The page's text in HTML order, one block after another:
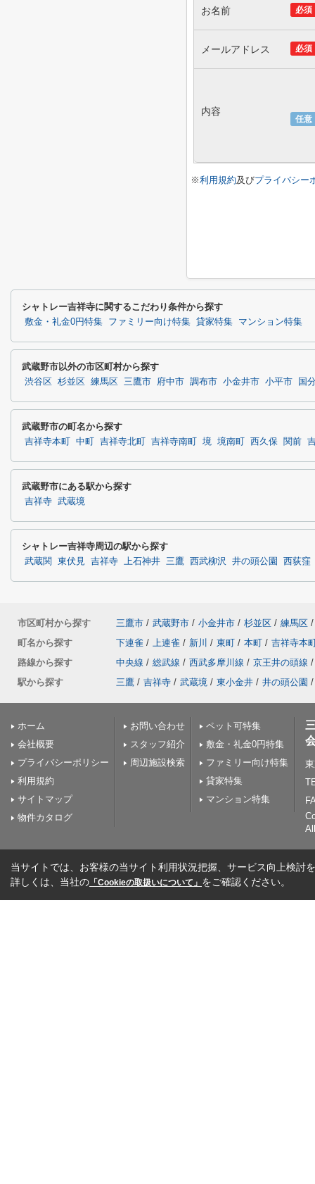
必須
お名前
必須
メールアドレス
任意
内容
※利用規約及びプライバシー
シャトレー吉祥寺に関するこだわり条件から探す
敷金・礼金0円特集 ファミリー向け特集 貸家特集 マンション特集
武蔵野市以外の市区町村から探す
渋谷区 杉並区 練馬区 三鷹市 府中市 調布市 小金井市 小平市 国
武蔵野市の町名から探す
吉祥寺本町 中町 吉祥寺北町 吉祥寺南町 境 境南町 西久保 関前
武蔵野市にある駅から探す
吉祥寺 武蔵境
シャトレー吉祥寺周辺の駅から探す
武蔵関 東伏見 吉祥寺 上石神井 三鷹 西武柳沢 井の頭公園 西荻窪
市区町村から探す 三鷹市 / 武蔵野市 / 小金井市 / 杉並区 / 練馬区 /
町名から探す
下連雀 / 上連雀 / 新川 / 東町 / 本町 / 吉祥寺本
路線から探す
中央線 / 総武線 / 西武多摩川線 / 京王井の頭線 /
駅から探す
三鷹 / 吉祥寺 / 武蔵境 / 東小金井 / 井の頭公園 /
ホーム
会社概要
プライバシーポリシー
利用規約
サイトマップ
物件カタログ
お問い合わせ
スタッフ紹介
周辺施設検索
ペット可特集
敷金・礼金0円特集
ファミリー向け特集
貸家特集
マンション特集
当サイトでは、お客様の当サイト利用状況把握、サービス向上検討
詳しくは、当社の 「Cookieの取扱いについて」 をご確認ください。